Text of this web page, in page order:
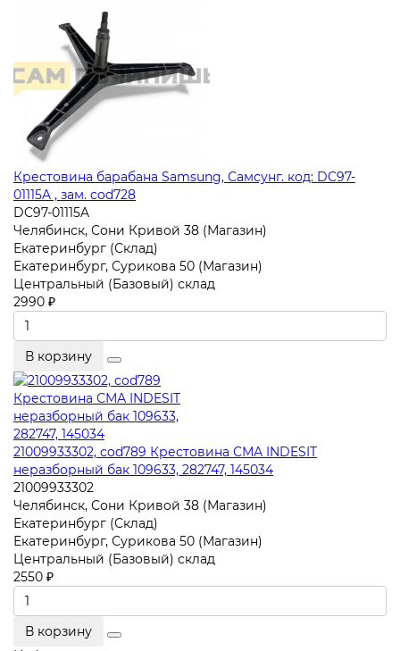
Крестовина барабана Samsung, Самсунг. код: DC97-
01115A , зам. cod728
DC97-01115A
Челябинск, Сони Кривой 38 (Магазин)
Екатеринбург (Склад)
Екатеринбург, Сурикова 50 (Магазин)
Центральный (Базовый) склад
2990 ₽
В корзину
21009933302, cod789 Крестовина СМА INDESIT
неразборный бак 109633, 282747, 145034
21009933302
Челябинск, Сони Кривой 38 (Магазин)
Екатеринбург (Склад)
Екатеринбург, Сурикова 50 (Магазин)
Центральный (Базовый) склад
2550 ₽
В корзину